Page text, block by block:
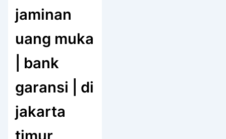
jaminan
uang muka
| bank
garansi | di
jakarta